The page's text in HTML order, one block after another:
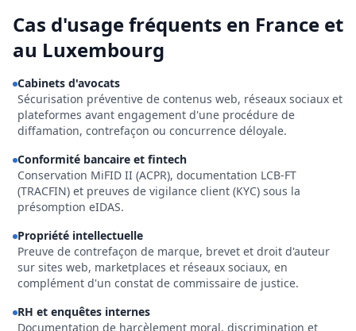
Cas d'usage fréquents en France et
au Luxembourg
Cabinets d'avocats
Sécurisation préventive de contenus web, réseaux sociaux et
plateformes avant engagement d'une procédure de
diffamation, contrefaçon ou concurrence déloyale.
Conformité bancaire et fintech
Conservation MiFID II (ACPR), documentation LCB-FT
(TRACFIN) et preuves de vigilance client (KYC) sous la
présomption eIDAS.
Propriété intellectuelle
Preuve de contrefaçon de marque, brevet et droit d'auteur
sur sites web, marketplaces et réseaux sociaux, en
complément d'un constat de commissaire de justice.
RH et enquêtes internes
Documentation de harcèlement moral, discrimination et